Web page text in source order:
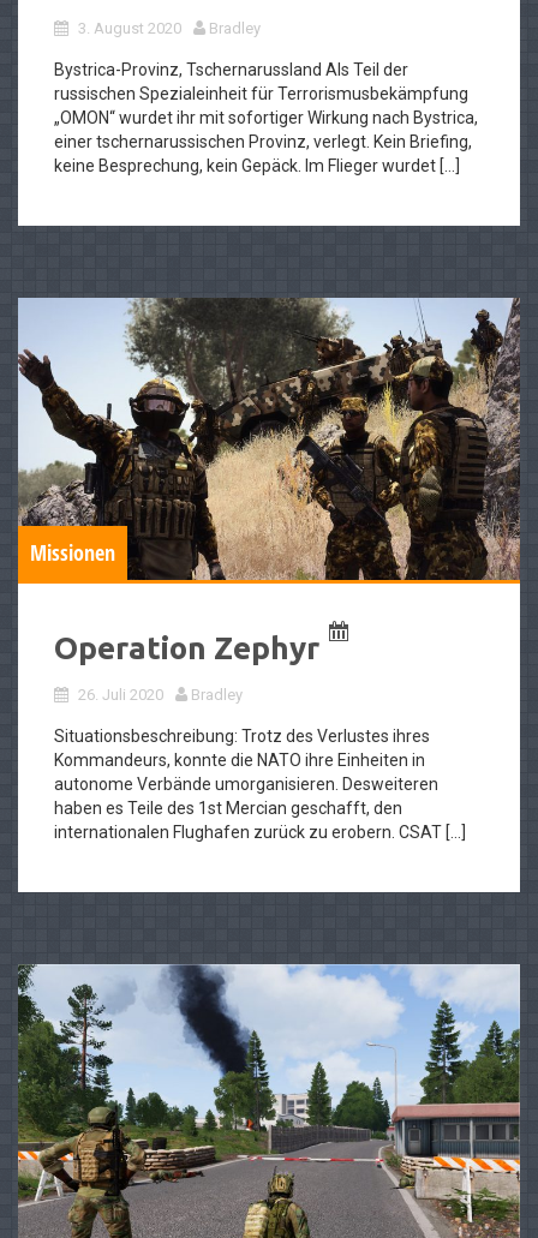
3. August 2020 Bradley
Bystrica-Provinz, Tschernarussland Als Teil der
russischen Spezialeinheit für Terrorismusbekämpfung
„OMON“ wurdet ihr mit sofortiger Wirkung nach Bystrica,
einer tschernarussischen Provinz, verlegt. Kein Briefing,
keine Besprechung, kein Gepäck. Im Flieger wurdet […]
Missionen
Operation Zephyr
26. Juli 2020 Bradley
Situationsbeschreibung: Trotz des Verlustes ihres
Kommandeurs, konnte die NATO ihre Einheiten in
autonome Verbände umorganisieren. Desweiteren
haben es Teile des 1st Mercian geschafft, den
internationalen Flughafen zurück zu erobern. CSAT […]